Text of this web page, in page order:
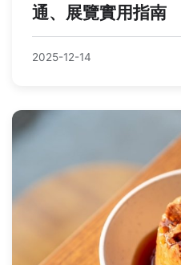
通、展覽實用指南
2025-12-14